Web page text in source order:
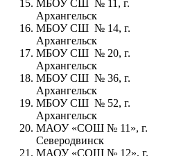
МБОУ СШ № 11, г.
Архангельск
МБОУ СШ № 14, г.
Архангельск
МБОУ СШ № 20, г.
Архангельск
МБОУ СШ № 36, г.
Архангельск
МБОУ СШ № 52, г.
Архангельск
МАОУ «СОШ № 11», г.
Северодвинск
МАОУ «СОШ № 12», г.